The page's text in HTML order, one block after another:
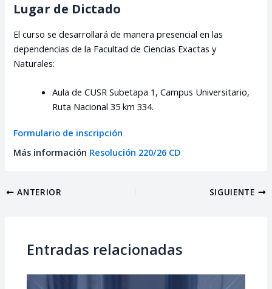
Lugar de Dictado
El curso se desarrollará de manera presencial en las
dependencias de la Facultad de Ciencias Exactas y
Naturales:
Aula de CUSR Subetapa 1, Campus Universitario,
Ruta Nacional 35 km 334.
Formulario de inscripción
Más información Resolución 220/26 CD
ANTERIOR SIGUIENTE
Entradas relacionadas